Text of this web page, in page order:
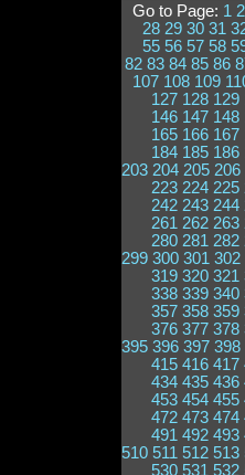
Go to Page: 1 2
28 29 30 31
55 56 57 58
82 83 84 85 86
107 108 109
127 128 129
146 147 148
165 166 167
184 185 186
203 204 205 206
223 224 225
242 243 244
261 262 263
280 281 282
299 300 301 302
319 320 321
338 339 340
357 358 359
376 377 378
395 396 397 398
415 416 417
434 435 436
453 454 455
472 473 474
491 492 493
510 511 512 513
530 531 532